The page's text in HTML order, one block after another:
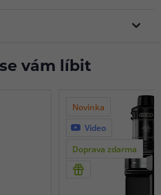
vám líbit
Novinka
Video
Doprava zdarma